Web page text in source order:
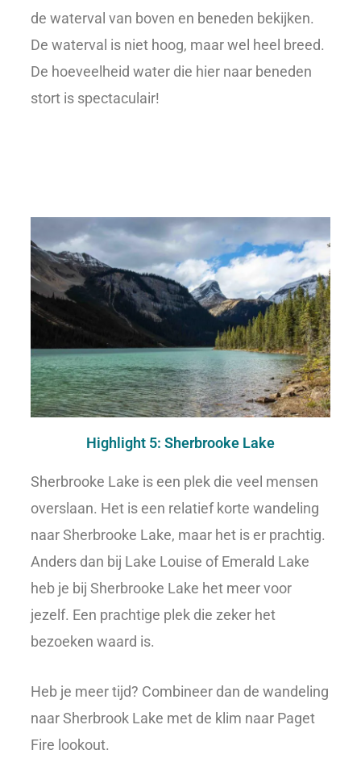
de waterval van boven en beneden bekijken.
De waterval is niet hoog, maar wel heel breed.
De hoeveelheid water die hier naar beneden
stort is spectaculair!
Highlight 5: Sherbrooke Lake
Sherbrooke Lake is een plek die veel mensen
overslaan. Het is een relatief korte wandeling
naar Sherbrooke Lake, maar het is er prachtig.
Anders dan bij Lake Louise of Emerald Lake
heb je bij Sherbrooke Lake het meer voor
jezelf. Een prachtige plek die zeker het
bezoeken waard is.
Heb je meer tijd? Combineer dan de wandeling
naar Sherbrook Lake met de klim naar Paget
Fire lookout.